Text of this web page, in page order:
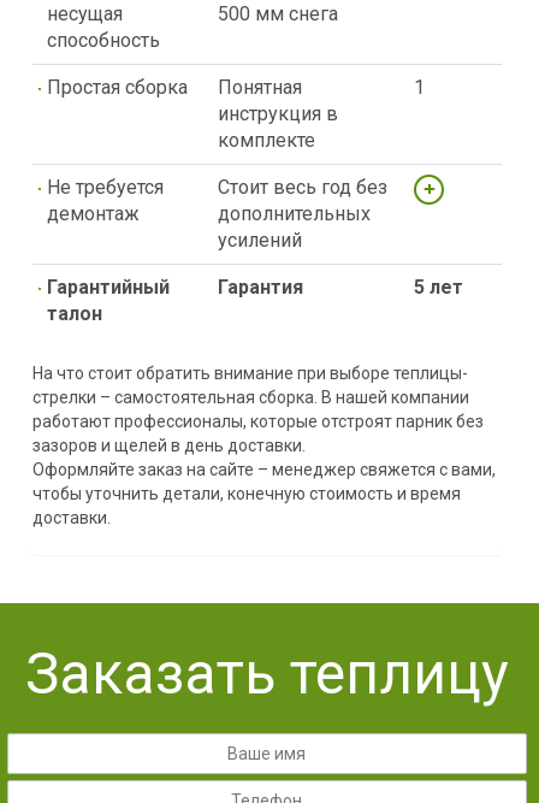
несущая
способность
500 мм снега
Простая сборка
Понятная
инструкция в
комплекте
1
Не требуется
демонтаж
Стоит весь год без
дополнительных
усилений
Гарантийный
талон
Гарантия 5 лет
На что стоит обратить внимание при выборе теплицы-
стрелки – самостоятельная сборка. В нашей компании
работают профессионалы, которые отстроят парник без
зазоров и щелей в день доставки.
Оформляйте заказ на сайте – менеджер свяжется с вами,
чтобы уточнить детали, конечную стоимость и время
доставки.
Заказать теплицу